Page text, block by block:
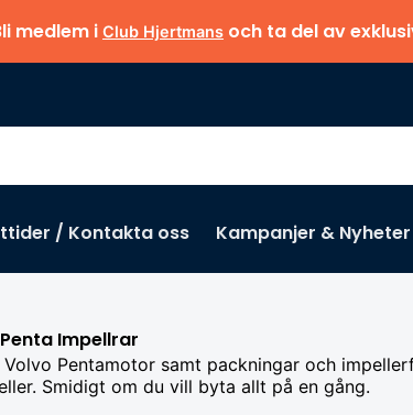
medlem i Club Hjertmans och ta del av
/ Kontakta oss Kampanjer & Nyheter
Impellrar
Pentamotor samt packningar och
Smidigt om du vill byta allt på en gång.